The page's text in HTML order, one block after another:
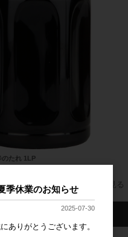
のたれ 1LP
すべてのおすすめ商品を見る
季休業のお知らせ
2025-07-30
ありがとうございます。